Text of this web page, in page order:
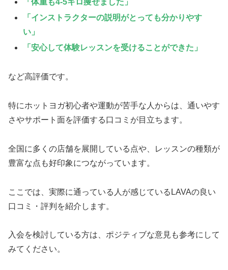
「体重も4-5キロ痩せました」
「インストラクターの説明がとっても分かりやす
い」
「安心して体験レッスンを受けることができた」
など高評価です。
特にホットヨガ初心者や運動が苦手な人からは、通いやす
さやサポート面を評価する口コミが目立ちます。
全国に多くの店舗を展開している点や、レッスンの種類が
豊富な点も好印象につながっています。
ここでは、実際に通っている人が感じているLAVAの良い
口コミ・評判を紹介します。
入会を検討している方は、ポジティブな意見も参考にして
みてください。